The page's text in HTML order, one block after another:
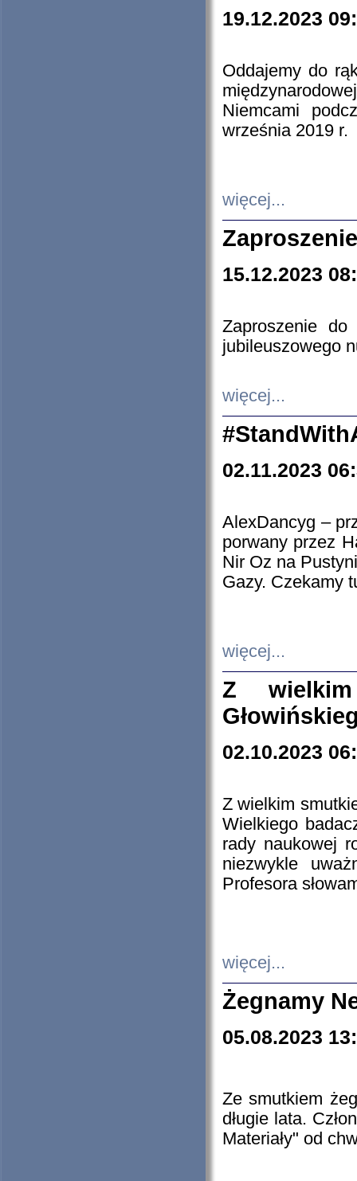
19.12.2023
Oddajemy do
Niemcami
września 2019 r.
więcej...
15.12.2023
Zaproszenie do
jubileuszowego
więcej...
02.11.2023
AlexDancyg –
porwany przez
Nir Oz na
Gazy. Czekamy
więcej...
Z
02.10.2023
Z wielkim
Wielkiego
rady naukowej
niezwykle
Profesora
więcej...
Żegnamy
05.08.2023
Ze smutkiem
długie lata.
Materiały" od